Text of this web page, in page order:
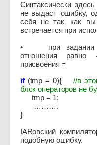
Синтаксически
не выдаст ошибку,
себя не так, как
встречается при
• при задании
отношения равно
присвоения =
if (tmp = 0){ //в
блок операторов не
tmp = 1;
……….
}
IARовский
подобную ошибку.